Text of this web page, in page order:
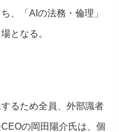
、「AIの法務・倫理」
となる。
るため全員、外部識者
の岡田陽介氏は、個